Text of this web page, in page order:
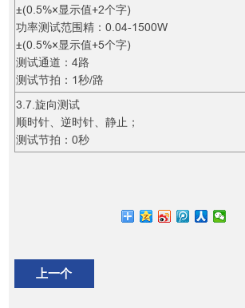
±(0.5%×显示值+2个字)
功率测试范围精：0.04-1500W
±(0.5%×显示值+5个字)
测试通道：4路
测试节拍：1秒/路
3.7.旋向测试
顺时针、逆时针、静止；
测试节拍：0秒
上一个